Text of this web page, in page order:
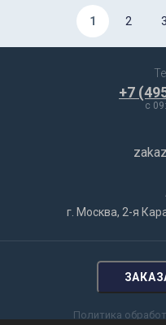
1 2 3
+7
c
г. Москва, 2-я
Политика